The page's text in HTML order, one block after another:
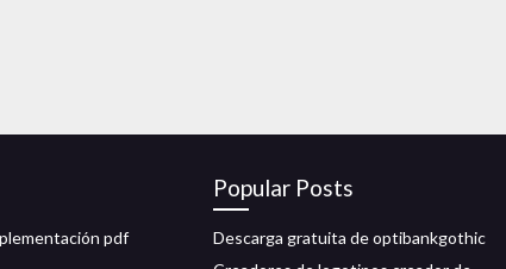
pdf
Popular Posts
Descarga gratuita de optibankgothic